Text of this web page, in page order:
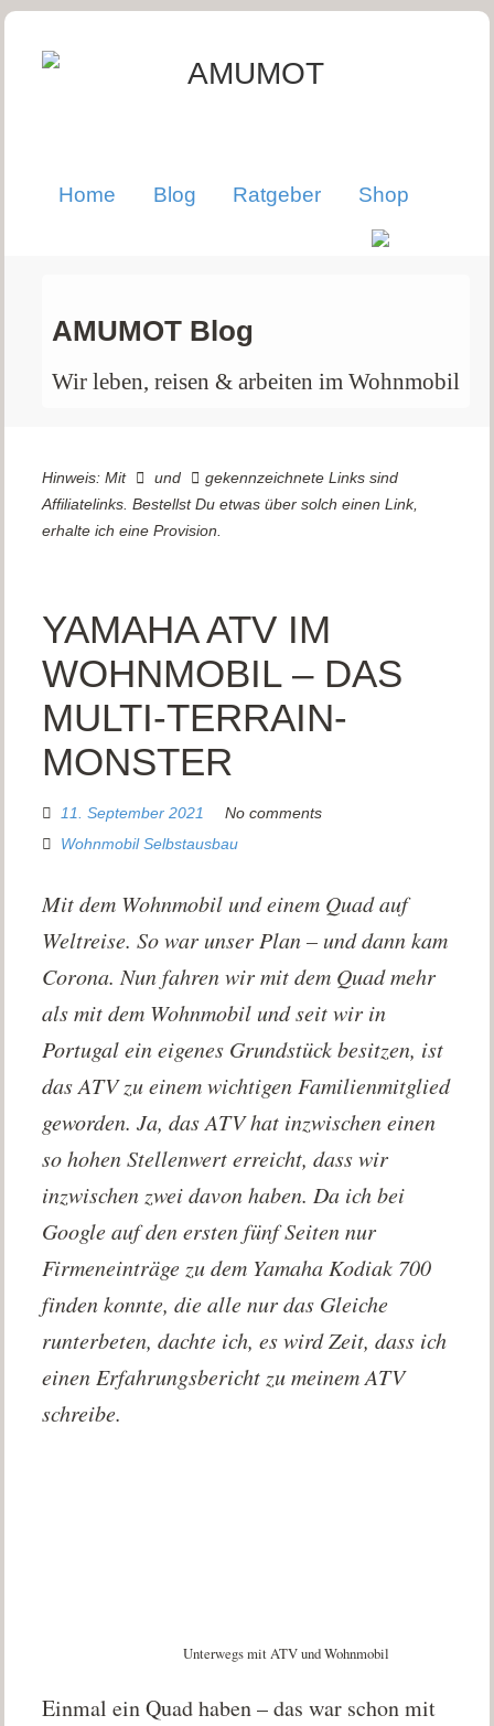
Home Blog Ratgeber Shop
AMUMOT Blog
Wir leben, reisen & arbeiten im Wohnmobil
Hinweis: Mit und
gekennzeichnete Links sind
Affiliatelinks. Bestellst Du etwas über solch einen Link,
erhalte ich eine Provision.
YAMAHA ATV IM
WOHNMOBIL – DAS
MULTI-TERRAIN-
MONSTER
11. September 2021
No comments
Wohnmobil Selbstausbau
Mit dem Wohnmobil und einem Quad auf
Weltreise. So war unser Plan – und dann kam
Corona. Nun fahren wir mit dem Quad mehr
als mit dem Wohnmobil und seit wir in
Portugal ein eigenes Grundstück besitzen, ist
das ATV zu einem wichtigen Familienmitglied
geworden. Ja, das ATV hat inzwischen einen
so hohen Stellenwert erreicht, dass wir
inzwischen zwei davon haben. Da ich bei
Google auf den ersten fünf Seiten nur
Firmeneinträge zu dem Yamaha Kodiak 700
finden konnte, die alle nur das Gleiche
runterbeten, dachte ich, es wird Zeit, dass ich
einen Erfahrungsbericht zu meinem ATV
schreibe.
Unterwegs mit ATV und Wohnmobil
Einmal ein Quad haben – das war schon mit